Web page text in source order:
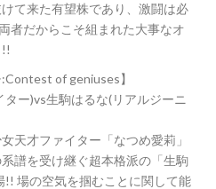
て来た有望株であり、激闘は必
者だからこそ組まれた大事なオ
of geniuses】
ー)vs生駒はるな(リアルジーニ
天才ファイター「なつめ愛莉」
譜を受け継ぐ超本格派の「生駒
!! 場の空気を掴むことに関して能